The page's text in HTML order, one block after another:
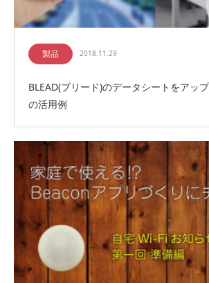
製品 2018.11.29
BLEAD(ブリード)のデータシートをアッ
の活用例